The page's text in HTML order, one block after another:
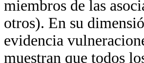
miembros de las
otros). En su
evidencia
muestran que todos